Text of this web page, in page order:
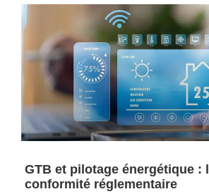
GTB et pilotage énergétique :
conformité réglementaire